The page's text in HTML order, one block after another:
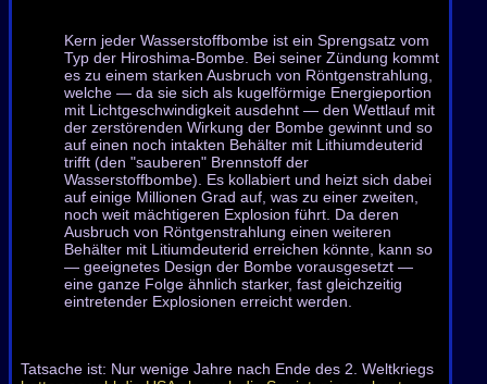
Kern jeder Wasserstoffbombe ist ein Sprengsatz vom
Typ der Hiroshima-Bombe. Bei seiner Zündung kommt
es zu einem starken Ausbruch von Röntgen­strahlung,
welche — da sie sich als kugelförmige Energieportion
mit Lichtgeschwindigkeit ausdehnt — den Wettlauf mit
der zerstörenden Wirkung der Bombe gewinnt und so
auf einen noch intakten Behälter mit Lithiumdeuterid
trifft (den "sauberen" Brennstoff der
Wasserstoffbombe). Es kollabiert und heizt sich dabei
auf einige Millionen Grad auf, was zu einer zweiten,
noch weit mächtigeren Explosion führt. Da deren
Ausbruch von Röntgenstrahlung einen weiteren
Behälter mit Litiumdeuterid erreichen könnte, kann so
— geeignetes Design der Bombe vorausgesetzt —
eine ganze Folge ähnlich starker, fast gleichzeitig
eintretender Explosionen erreicht werden.
Tatsache ist: Nur wenige Jahre nach Ende des 2. Weltkriegs